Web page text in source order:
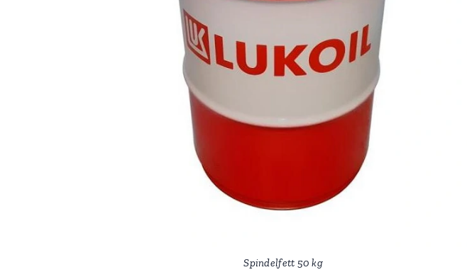
Spindelfett 50 kg